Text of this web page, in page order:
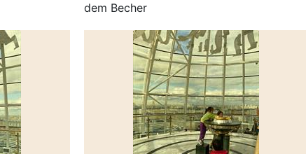
dem Becher